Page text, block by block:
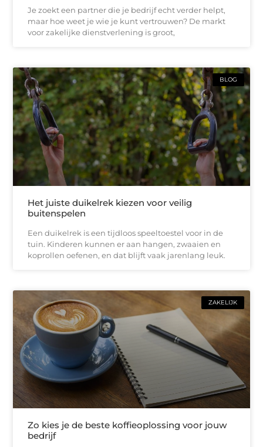
Je zoekt een partner die je bedrijf echt verder helpt,
maar hoe weet je wie je kunt vertrouwen? De markt
voor zakelijke dienstverlening is groot,
BLOG
Het juiste duikelrek kiezen voor veilig
buitenspelen
Een duikelrek is een tijdloos speeltoestel voor in de
tuin. Kinderen kunnen er aan hangen, zwaaien en
koprollen oefenen, en dat blijft vaak jarenlang leuk.
ZAKELIJK
Zo kies je de beste koffieoplossing voor jouw
bedrijf